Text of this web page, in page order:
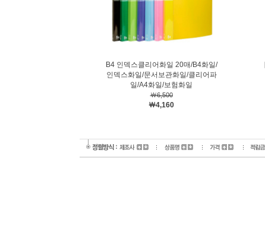
B4 인덱스클리어화일 20매/B4화일/
인덱스화일/문서보관화일/클리어파
일/A4화일/보험화일
￦6,500
￦4,160